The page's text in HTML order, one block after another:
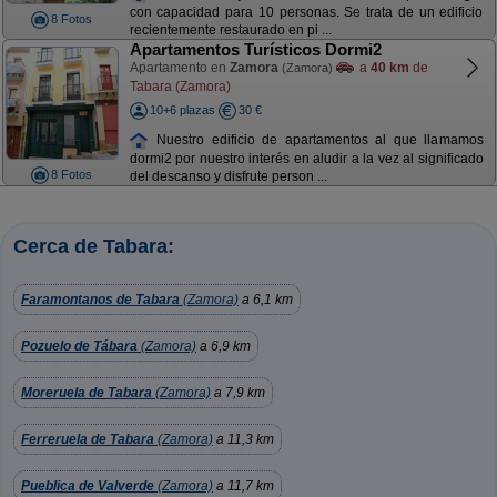
8 Fotos
con capacidad para 10 personas. Se trata de un edificio
recientemente restaurado en pi ...
8 Fotos
Apartamentos Turísticos Dormi2
Apartamento en Zamora (Zamora) a 40 km de
Tabara (Zamora)
10+6 plazas 30 €
Nuestro edificio de apartamentos al que llamamos
dormi2 por nuestro interés en aludir a la vez al significado
del descanso y disfrute person ...
Cerca de Tabara:
Faramontanos de Tabara (Zamora) a 6,1 km
Pozuelo de Tábara (Zamora) a 6,9 km
Moreruela de Tabara (Zamora) a 7,9 km
Ferreruela de Tabara (Zamora) a 11,3 km
Pueblica de Valverde (Zamora) a 11,7 km